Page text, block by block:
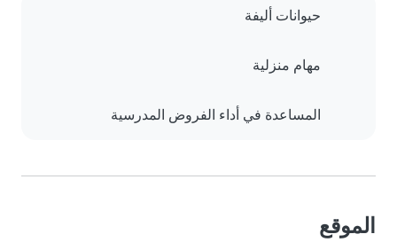
حيوانات أليفة
مهام منزلية
المساعدة في أداء الفروض المدرسية
الموقع